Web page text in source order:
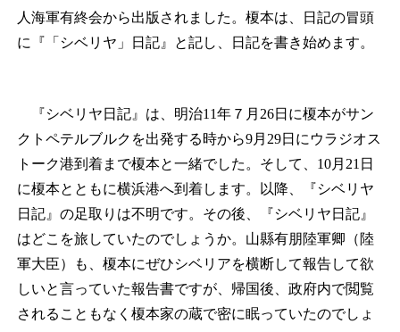
人海軍有終会から出版されました。榎本は、日記の冒頭
に『「シベリヤ」日記』と記し、日記を書き始めます。
『シベリヤ日記』は、明治11年７月26日に榎本がサン
クトペテルブルクを出発する時から9月29日にウラジオス
トーク港到着まで榎本と一緒でした。そして、10月21日
に榎本とともに横浜港へ到着します。以降、『シベリヤ
日記』の足取りは不明です。その後、『シベリヤ日記』
はどこを旅していたのでしょうか。山縣有朋陸軍卿（陸
軍大臣）も、榎本にぜひシベリアを横断して報告して欲
しいと言っていた報告書ですが、帰国後、政府内で閲覧
されることもなく榎本家の蔵で密に眠っていたのでしょ